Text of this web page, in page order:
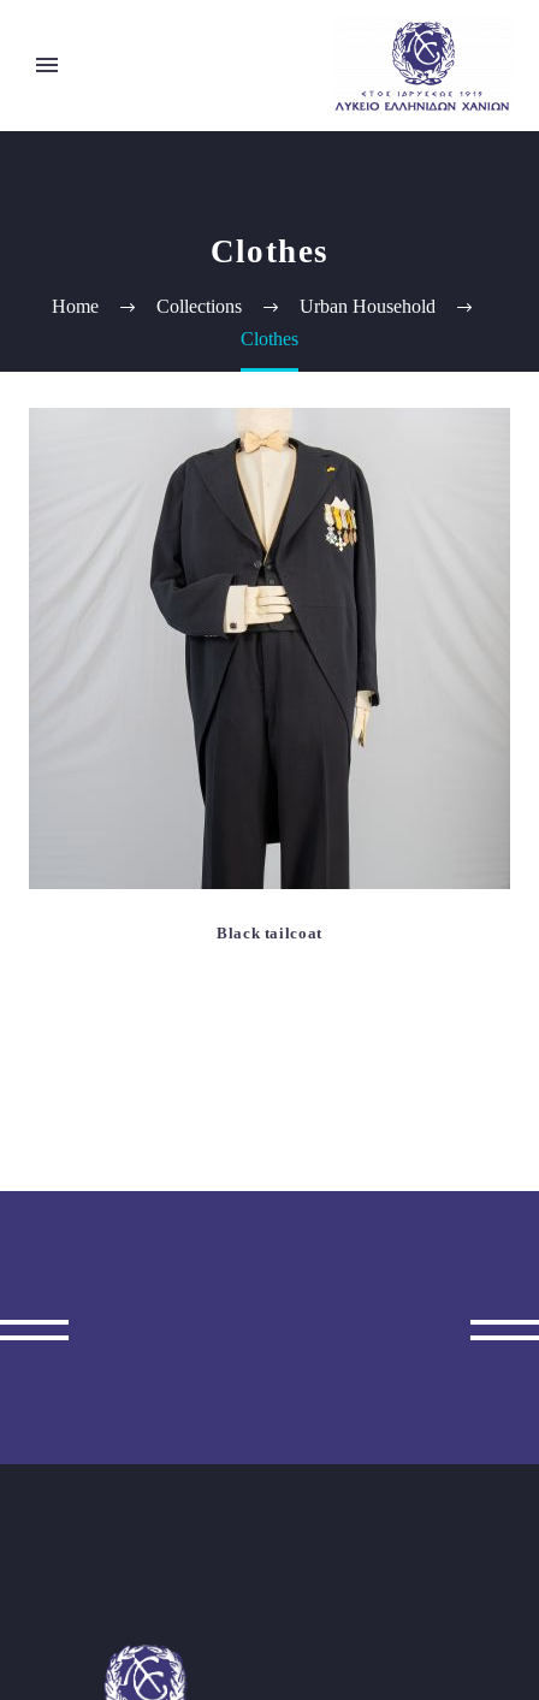
Clothes
Home Collections
Urban Household
Clothes
Black tailcoat